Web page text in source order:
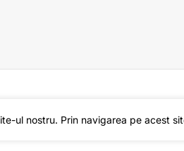
ul nostru. Prin navigarea pe acest